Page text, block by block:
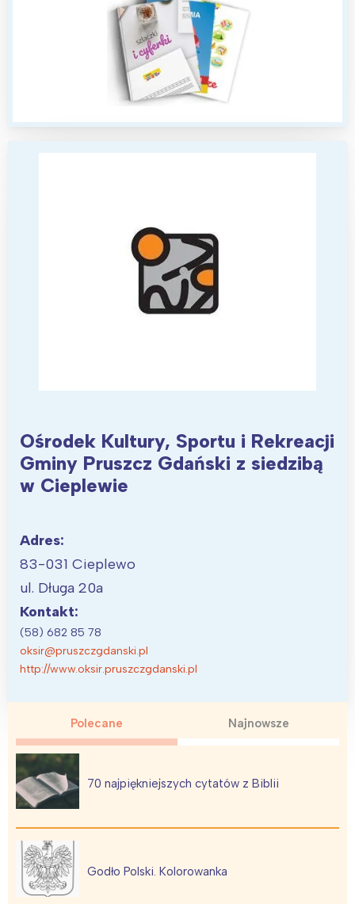
Ośrodek Kultury, Sportu i Rekreacji
Gminy Pruszcz Gdański z siedzibą
w Cieplewie
Adres:
83-031 Cieplewo
ul. Długa 20a
Kontakt:
(58) 682 85 78
oksir@pruszczgdanski.pl
http://www.oksir.pruszczgdanski.pl
Polecane Najnowsze
70 najpiękniejszych cytatów z Biblii
Godło Polski. Kolorowanka
Interesują mnie wydarzenia z
tego regionu:
Śląsk
Wybieram